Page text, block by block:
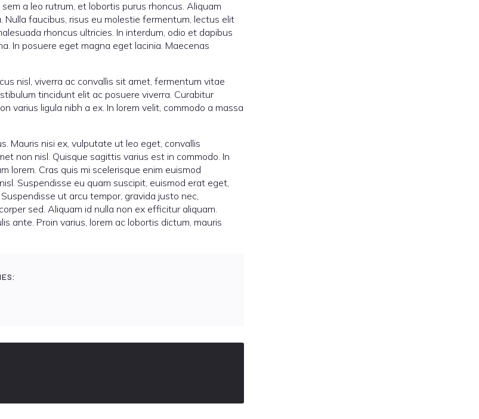
a leo rutrum, et lobortis purus rhoncus. Aliquam
Nulla faucibus, risus eu molestie fermentum, lectus elit
rhoncus ultricies. In interdum, odio et dapibus
In posuere eget magna eget lacinia. Maecenas
nisl, viverra ac convallis sit amet, fermentum vitae
tincidunt elit ac posuere viverra. Curabitur
varius ligula nibh a ex. In lorem velit, commodo a massa
Mauris nisi ex, vulputate ut leo eget, convallis
non nisl. Quisque sagittis varius est in commodo. In
lorem. Cras quis mi scelerisque enim euismod
Suspendisse eu quam suscipit, euismod erat eget,
ut arcu tempor, gravida justo nec,
sed. Aliquam id nulla non ex efficitur aliquam.
ante. Proin varius, lorem ac lobortis dictum, mauris